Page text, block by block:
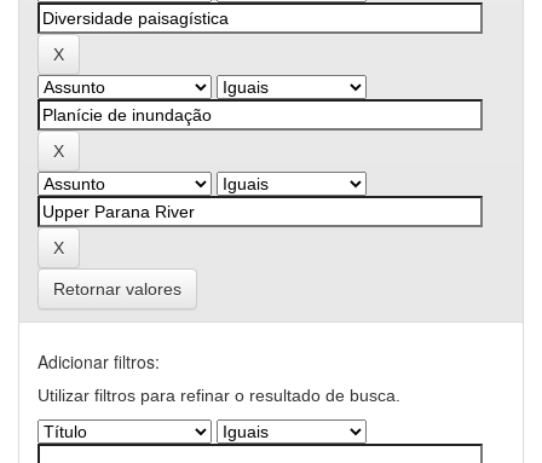
Retornar valores
Adicionar filtros:
Utilizar filtros para refinar o resultado de busca.